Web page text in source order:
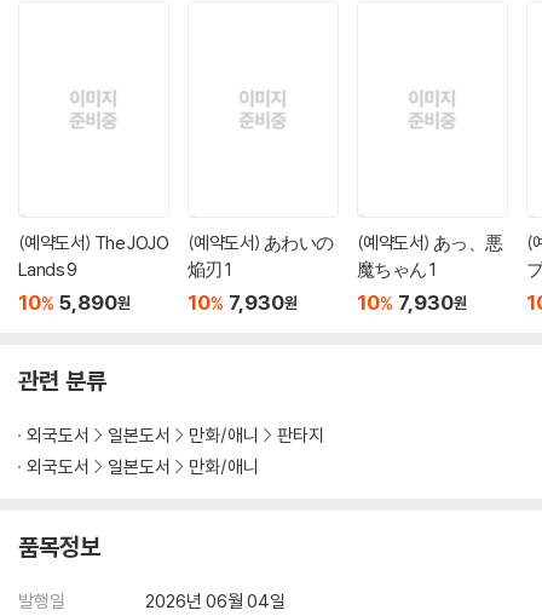
(예약도서) The JOJO
Lands 9
10% 5,890원
(예약도서) あわいの
焔刃 1
10% 7,930원
(예약도서) あっ、悪
魔ちゃん 1
10% 7,930원
(
관련 분류
외국도서 일본도서 만화/애니
판타지
외국도서
일본도서 만화/애니
품목정보
발행일
2026년 06월 04일